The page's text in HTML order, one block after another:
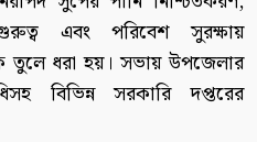
এবং পরিবেশ সুরক্ষায়
তুলে ধরা হয়। সভায় উপজেলার
বিভিন্ন সরকারি দপ্তরের